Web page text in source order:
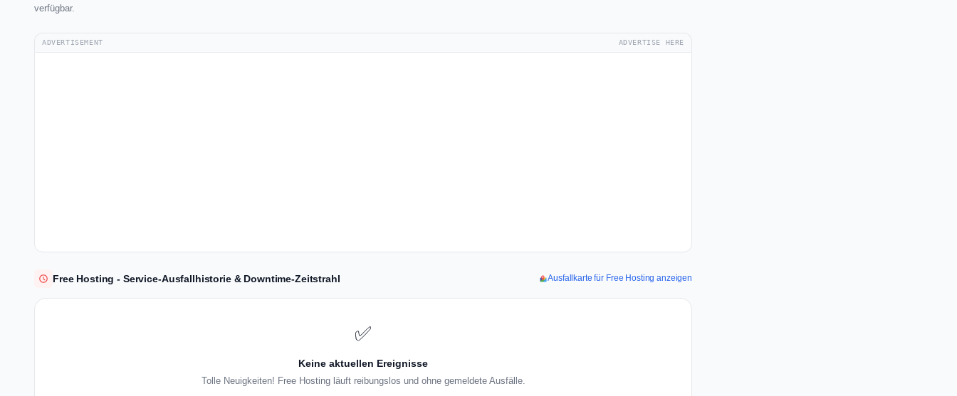
verfügbar.
ADVERTISEMENT ADVERTISE HERE
Free Hosting - Service-Ausfallhistorie & Downtime-Zeitstrahl Ausfallkarte für Free Hosting anzeigen
✅
Keine aktuellen Ereignisse
Tolle Neuigkeiten! Free Hosting läuft reibungslos und ohne gemeldete Ausfälle.